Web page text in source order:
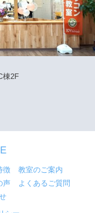
棟2F
徴
教室のご案内
声
よくあるご質問